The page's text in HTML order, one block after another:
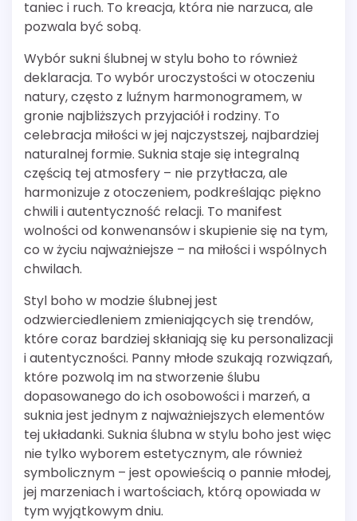
taniec i ruch. To kreacja, która nie narzuca, ale
pozwala być sobą.
Wybór sukni ślubnej w stylu boho to również
deklaracja. To wybór uroczystości w otoczeniu
natury, często z luźnym harmonogramem, w
gronie najbliższych przyjaciół i rodziny. To
celebracja miłości w jej najczystszej, najbardziej
naturalnej formie. Suknia staje się integralną
częścią tej atmosfery – nie przytłacza, ale
harmonizuje z otoczeniem, podkreślając piękno
chwili i autentyczność relacji. To manifest
wolności od konwenansów i skupienie się na tym,
co w życiu najważniejsze – na miłości i wspólnych
chwilach.
Styl boho w modzie ślubnej jest
odzwierciedleniem zmieniających się trendów,
które coraz bardziej skłaniają się ku personalizacji
i autentyczności. Panny młode szukają rozwiązań,
które pozwolą im na stworzenie ślubu
dopasowanego do ich osobowości i marzeń, a
suknia jest jednym z najważniejszych elementów
tej układanki. Suknia ślubna w stylu boho jest więc
nie tylko wyborem estetycznym, ale również
symbolicznym – jest opowieścią o pannie młodej,
jej marzeniach i wartościach, którą opowiada w
tym wyjątkowym dniu.